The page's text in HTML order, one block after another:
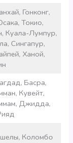
Гонконг,
Токио,
Куала-Лумпур,
Сингапур,
Ханой,
Басра,
Кувейт,
Джидда,
Коломбо